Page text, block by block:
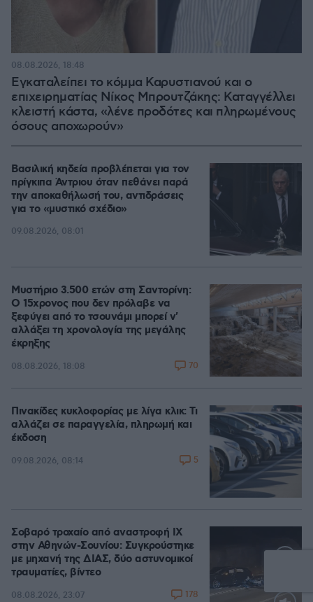
Εγκαταλείπει το κόμμα Καρυστιανού και ο
επιχειρηματίας Νίκος Μπρουτζάκης: Καταγγέλλει
κλειστή κάστα, «λένε προδότες και πληρωμένους
όσους αποχωρούν»
08.08.2026, 18:48
Βασιλική κηδεία προβλέπεται για τον
πρίγκιπα Άντριου όταν πεθάνει παρά
την αποκαθήλωσή του, αντιδράσεις
για το «μυστικό σχέδιο»
09.08.2026, 08:01
Μυστήριο 3.500 ετών στη Σαντορίνη:
Ο 15χρονος που δεν πρόλαβε να
ξεφύγει από το τσουνάμι μπορεί ν'
αλλάξει τη χρονολογία της μεγάλης
έκρηξης
08.08.2026, 18:08 70
Πινακίδες κυκλοφορίας με λίγα κλικ: Τι
αλλάζει σε παραγγελία, πληρωμή και
έκδοση
09.08.2026, 08:14 5
Σοβαρό τροχαίο από αναστροφή ΙΧ
στην Αθηνών-Σουνίου: Συγκρούστηκε
με μηχανή της ΔΙΑΣ, δύο αστυνομικοί
τραυματίες, βίντεο
08.08.2026, 23:07 178